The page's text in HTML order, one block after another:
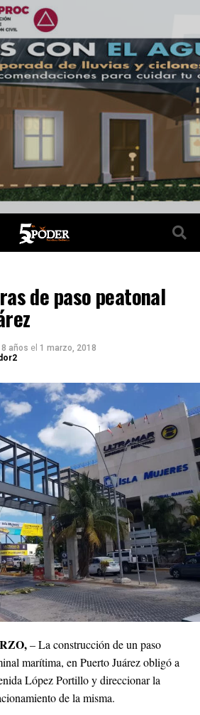
de paso peatonal
8 años el 1 marzo, 2018
– La construcción de un paso
marítima, en Puerto Juárez obligó a
López Portillo y direccionar la
de la misma.